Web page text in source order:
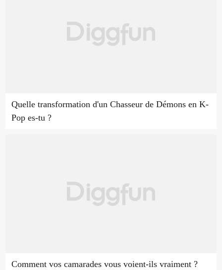
Quelle transformation d'un Chasseur de Démons en K-
Pop es-tu ?
Comment vos camarades vous voient-ils vraiment ?